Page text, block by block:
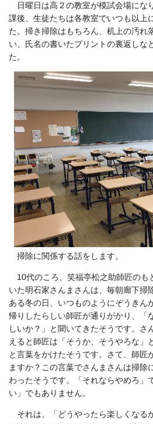
日曜日は高２の教室が模試会場にな
課後、生徒たちは各教室でいつも以上
た。掃き掃除はもちろん、机上の汚れ
い、氏名の書いたプリントの裏返しな
た。
掃除に関係する話をします。
10代のころ、笑福亭松之助師匠のも
いた明石家さんまさんは、毎朝廊下掃
ある冬の日、いつものようにぞうきん
帰りしたらしい師匠が通りがかり、「
しいか？」と聞いてきたそうです。さ
えると師匠は「そうか、そうやろな」
と言葉をかけたそうです。さて、師匠
ますか？この言葉でさんまさんは掃除
わったそうです。「それならやめろ」
い」でもありません。
それは、「どうやったら楽しくなる